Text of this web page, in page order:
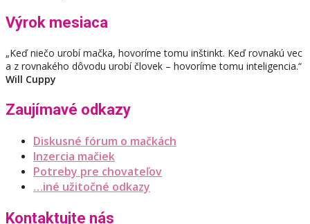
Výrok mesiaca
„Keď niečo urobí mačka, hovoríme tomu inštinkt. Keď rovnakú vec
a z rovnakého dôvodu urobí človek – hovoríme tomu inteligencia.“
Will Cuppy
Zaujímavé odkazy
Diskusné fórum o mačkách
Inzercia mačiek
Potreby pre chovateľov
…iné užitočné odkazy
Kontaktujte nás